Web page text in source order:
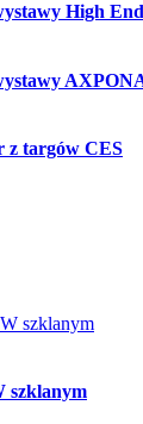
High End
z targów CES
szklanym